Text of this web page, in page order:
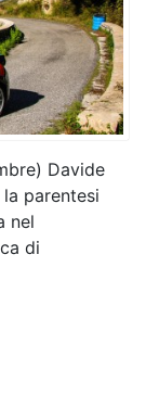
Davide
parentesi
nel
di